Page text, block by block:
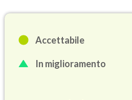
Accettabile
In miglioramento